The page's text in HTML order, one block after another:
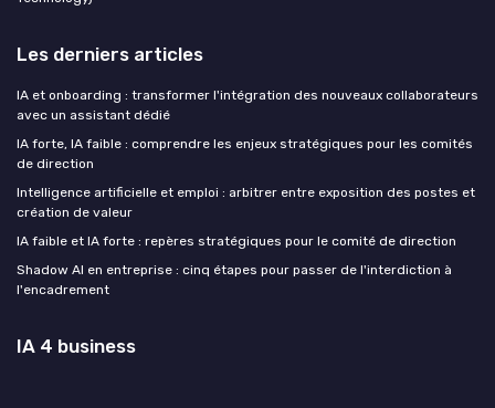
Les derniers articles
IA et onboarding : transformer l'intégration des nouveaux collaborateurs
avec un assistant dédié
IA forte, IA faible : comprendre les enjeux stratégiques pour les comités
de direction
Intelligence artificielle et emploi : arbitrer entre exposition des postes et
création de valeur
IA faible et IA forte : repères stratégiques pour le comité de direction
Shadow AI en entreprise : cinq étapes pour passer de l'interdiction à
l'encadrement
IA 4 business